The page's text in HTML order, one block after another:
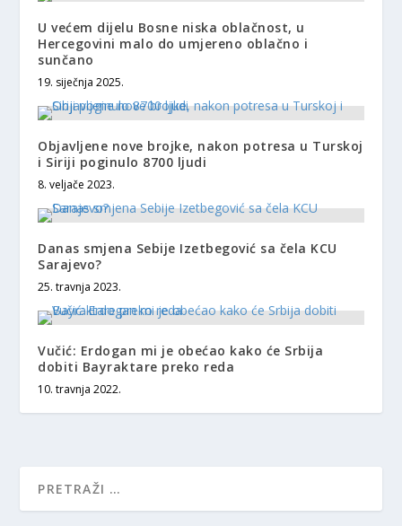
U većem dijelu Bosne niska oblačnost, u
Hercegovini malo do umjereno oblačno i
sunčano
19. siječnja 2025.
Objavljene nove brojke, nakon potresa u Turskoj
i Siriji poginulo 8700 ljudi
8. veljače 2023.
Danas smjena Sebije Izetbegović sa čela KCU
Sarajevo?
25. travnja 2023.
Vučić: Erdogan mi je obećao kako će Srbija
dobiti Bayraktare preko reda
10. travnja 2022.